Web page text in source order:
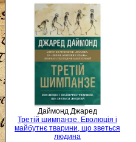
Даймонд Джаред
Третій шимпанзе. Еволюція і
майбутнє тварини, що зветься
людина